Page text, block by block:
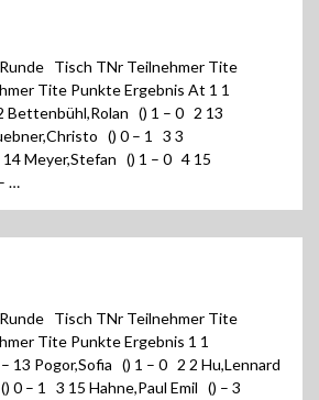
Tisch TNr Teilnehmer Tite
Tite Punkte Ergebnis At 1 1
Bettenbühl,Rolan () 1 – 0 2 13
() 0 – 1 3 3
Meyer,Stefan () 1 – 0 4 15
…
Tisch TNr Teilnehmer Tite
Tite Punkte Ergebnis 1 1
13 Pogor,Sofia () 1 – 0 2 2 Hu,Lennard
0 – 1 3 15 Hahne,Paul Emil () – 3